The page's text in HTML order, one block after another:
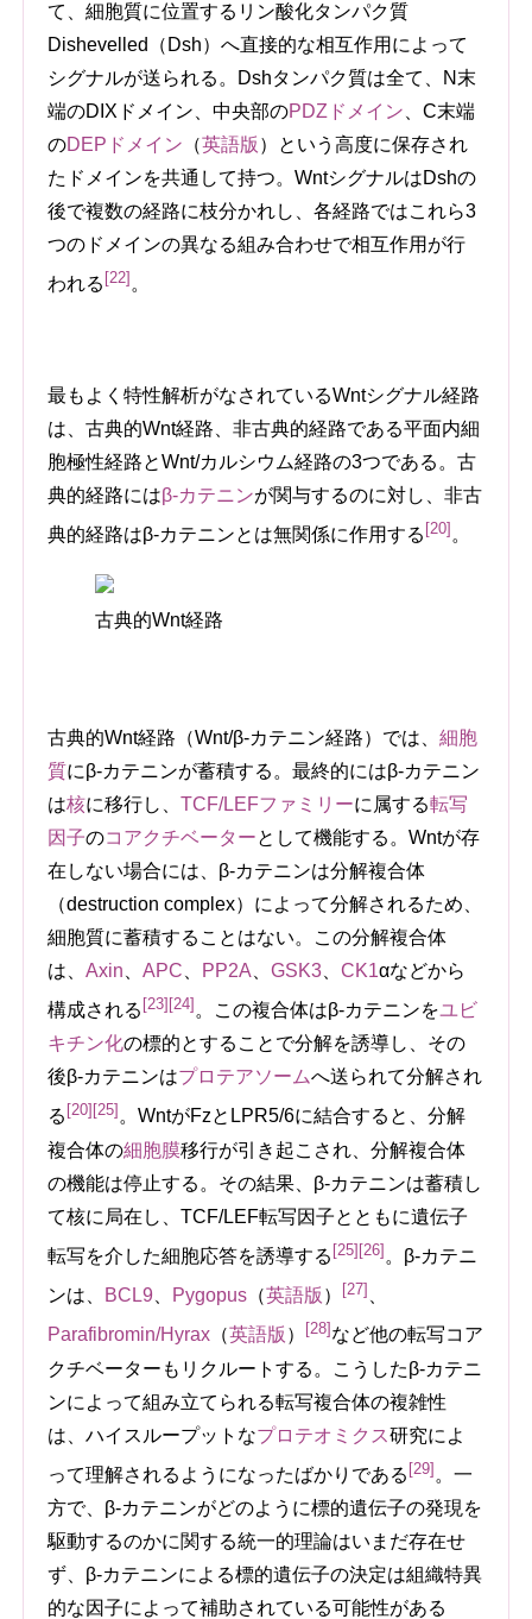
て、細胞質に位置するリン酸化タンパク質
Dishevelled（Dsh）へ直接的な相互作用によって
シグナルが送られる。Dshタンパク質は全て、N末
端のDIXドメイン、中央部のPDZドメイン 、C末端
のDEPドメイン （英語版 ）
という高度に保存され
たドメインを共通して持つ。WntシグナルはDshの
後で複数の経路に枝分かれし、各経路ではこれら3
つのドメインの異なる組み合わせで相互作用が行
われる [22] 。
最もよく特性解析がなされているWntシグナル経路
は、古典的Wnt経路、非古典的経路である平面内細
胞極性経路とWnt/カルシウム経路の3つである。古
典的経路にはβ-カテニンが関与するのに対し、非古
典的経路はβ-カテニンとは無関係に作用する [20] 。
古典的Wnt経路
古典的Wnt経路（Wnt/β-カテニン経路）では、細胞
質にβ-カテニンが蓄積する。最終的にはβ-カテニン
は核に移行し、TCF/LEFファミリーに属する転写
因子のコアクチベーターとして機能する。Wntが存
在しない場合には、β-カテニンは分解複合体
（destruction complex）によって分解されるため、
細胞質に蓄積することはない。この分解複合体
は、Axin 、APC PP2A 、GSK3 、CK1αなどから
構成される [23] [24] 。この複合体はβ-カテニンをユビ
キチン化の標的とすることで分解を誘導し、その
後β-カテニンはプロテアソームへ送られて分解され
る [20] [25] 。WntがFzとLPR5/6に結合すると、分解
複合体の細胞膜移行が引き起こされ、分解複合体
の機能は停止する。その結果、β-カテニンは蓄積し
て核に局在し、TCF/LEF転写因子とともに遺伝子
転写を介した細胞応答を誘導する [25][26] 。β-カテニ
ンは、
BCL9 Pygopus （英語版 ） [27]
Parafibromin/Hyrax （英語版 ） [28] など他の転写コア
クチベーターもリクルートする。こうしたβ-カテニ
ンによって組み立てられる転写複合体の複雑性
は、ハイスループットなプロテオミクス研究によ
って理解されるようになったばかりである [29] 。一
方で、β-カテニンがどのように標的遺伝子の発現を
駆動するのかに関する統一的理論はいまだ存在せ
ず、β-カテニンによる標的遺伝子の決定は組織特異
的な因子によって補助されている可能性がある